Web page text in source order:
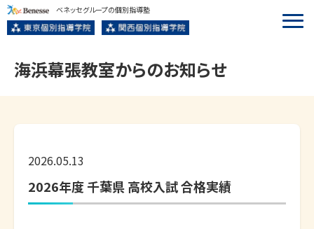
ベネッセグループの個別指導塾
海浜幕張教室からのお知らせ
2026.05.13
2026年度 千葉県 高校入試 合格実績